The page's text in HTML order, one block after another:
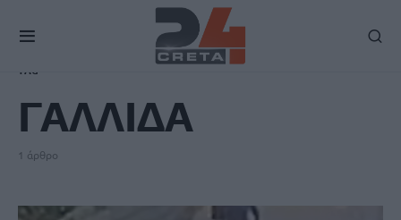
TAG
ΓΑΛΛΙΔΑ
1 άρθρο